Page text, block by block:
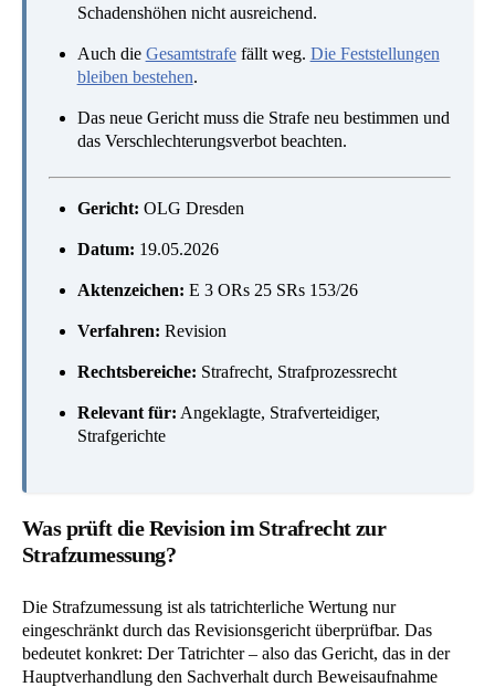
Schadenshöhen nicht ausreichend.
Auch die Gesamtstrafefällt weg. Die Feststellungen
bleiben bestehen.
Das neue Gericht muss die Strafe neu bestimmen und
das Verschlechterungsverbot beachten.
Gericht: OLG Dresden
Datum: 19.05.2026
Aktenzeichen: E 3 ORs 25 SRs 153/26
Verfahren: Revision
Rechtsbereiche: Strafrecht, Strafprozessrecht
Relevant für: Angeklagte, Strafverteidiger,
Strafgerichte
Was prüft die Revision im Strafrecht zur
Strafzumessung?
Die Strafzumessung ist als tatrichterliche Wertung nur
eingeschränkt durch das Revisionsgericht überprüfbar. Das
bedeutet konkret: Der Tatrichter – also das Gericht, das in der
Hauptverhandlung den Sachverhalt durch Beweisaufnahme